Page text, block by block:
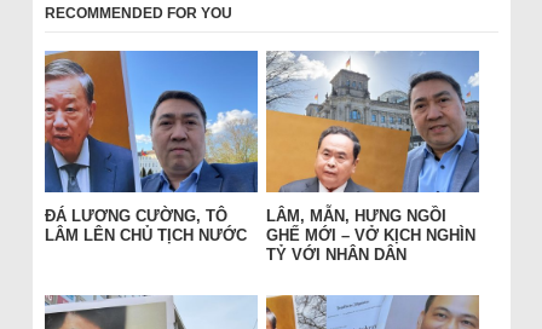
RECOMMENDED FOR YOU
ĐÁ LƯƠNG CƯỜNG, TÔ
LÂM LÊN CHỦ TỊCH NƯỚC
LÂM, MẪN, HƯNG NGỒI
GHẾ MỚI – VỞ KỊCH NGHÌN
TỶ VỚI NHÂN DÂN